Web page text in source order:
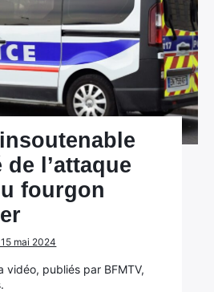
de l’attaque
fourgon
mai 2024
vidéo, publiés par BFMTV,